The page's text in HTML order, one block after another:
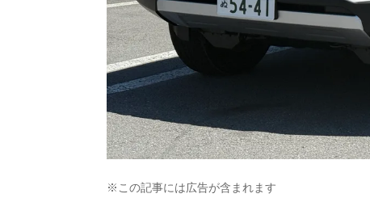
※この記事には広告が含まれます